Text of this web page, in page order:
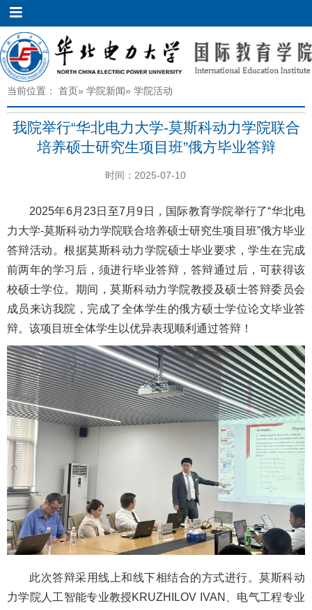
当前位置： 首页» 学院新闻» 学院活动
我院举行“华北电力大学-莫斯科动力学院联合
培养硕士研究生项目班”俄方毕业答辩
时间：2025-07-10
2025年6月23日至7月9日，国际教育学院举行了“华北电
力大学-莫斯科动力学院联合培养硕士研究生项目班”俄方毕业
答辩活动。根据莫斯科动力学院硕士毕业要求，学生在完成
前两年的学习后，须进行毕业答辩，答辩通过后，可获得该
校硕士学位。期间，莫斯科动力学院教授及硕士答辩委员会
成员来访我院，完成了全体学生的俄方硕士学位论文毕业答
辩。该项目班全体学生以优异表现顺利通过答辩！
此次答辩采用线上和线下相结合的方式进行。莫斯科动
力学院人工智能专业教授KRUZHILOV IVAN、电气工程专业